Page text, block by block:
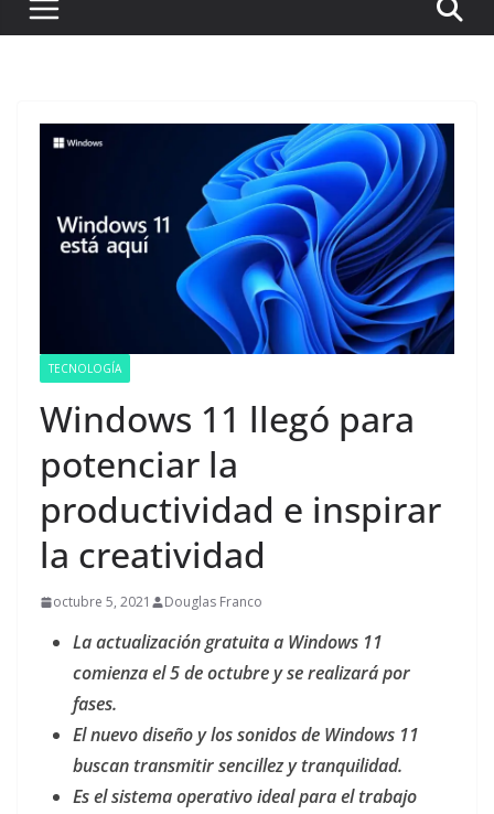
TECNOLOGÍA
Windows 11 llegó para
potenciar la
productividad e inspirar
la creatividad
octubre 5, 2021 Douglas Franco
La actualización gratuita a Windows 11
comienza el 5 de octubre y se realizará por
fases.
El nuevo diseño y los sonidos de Windows 11
buscan transmitir sencillez y tranquilidad.
Es el sistema operativo ideal para el trabajo